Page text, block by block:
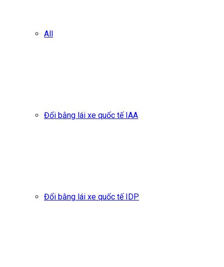
All
Đổi bằng lái xe quốc tế IAA
Đổi bằng lái xe quốc tế IDP